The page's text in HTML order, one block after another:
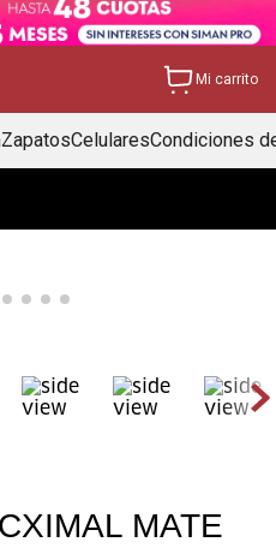
Mi carrito
ZapatosCelularesCondiciones
MATE